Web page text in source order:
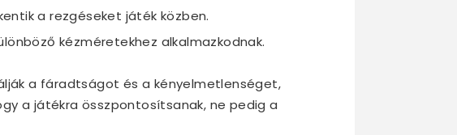
a rezgéseket játék közben.
kézméretekhez alkalmazkodnak.
a fáradtságot és a kényelmetlenséget,
a játékra összpontosítsanak, ne pedig a